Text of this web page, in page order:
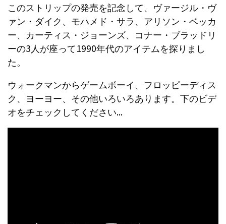
このストリップの発売を記念して、ヴァージル・ヴ
ァン・ダイク、モハメド・サラ、アリソン・ベッカ
ー、カーティス・ジョーンズ、コナー・ブラッドリ
ーの3人が座って1990年代のアイテムを探りまし
た。
ウォークマンからゲームボーイ、フロッピーディス
ク、ヨーヨー、その他いろいろあります。下のビデ
オをチェックしてください...